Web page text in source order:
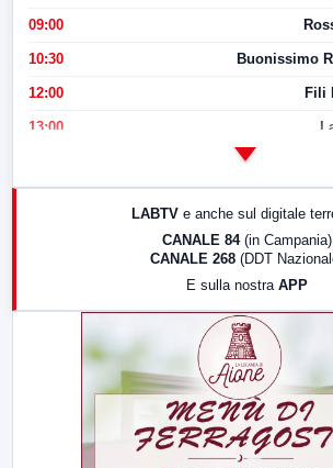
09:00
10:30 Buonissimo
12:00 Fili
13:00
LABTV e anche sul digitale
CANALE 84 (in Campania)
CANALE 268 (DDT
E sulla nostra APP